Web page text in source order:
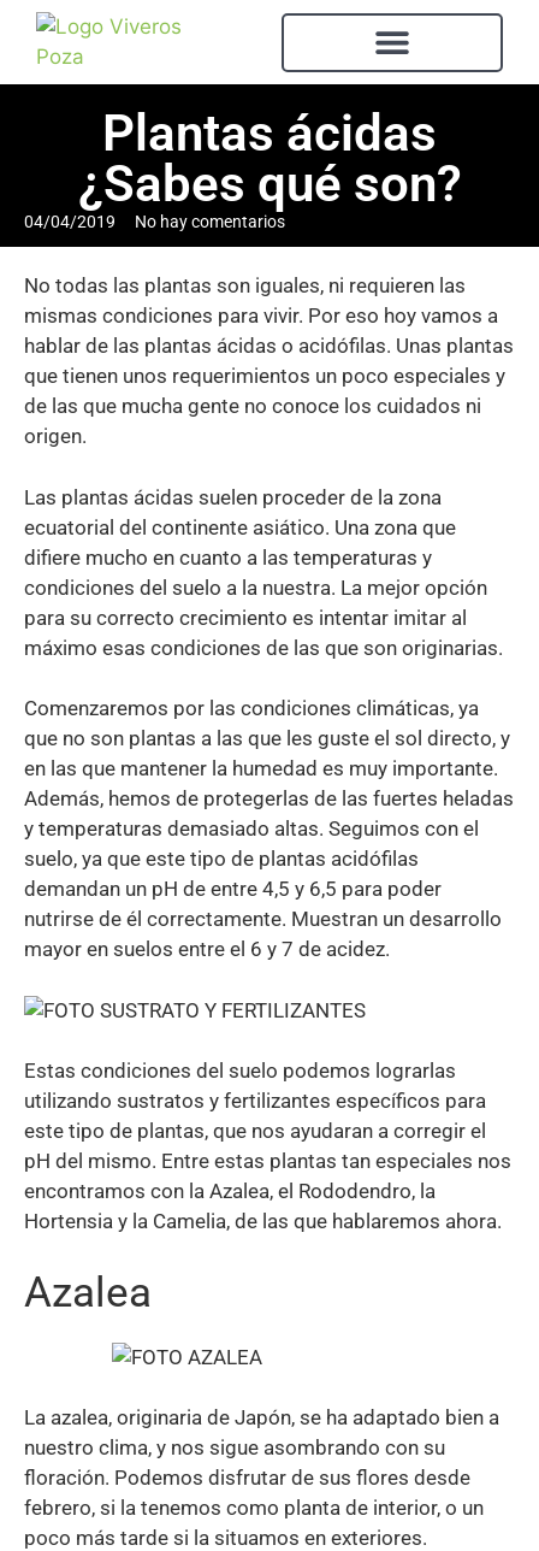
Plantas ácidas
¿Sabes qué son?
04/04/2019 No hay comentarios
No todas las plantas son iguales, ni requieren las
mismas condiciones para vivir. Por eso hoy vamos a
hablar de las plantas ácidas o acidófilas. Unas plantas
que tienen unos requerimientos un poco especiales y
de las que mucha gente no conoce los cuidados ni
origen.
Las plantas ácidas suelen proceder de la zona
ecuatorial del continente asiático. Una zona que
difiere mucho en cuanto a las temperaturas y
condiciones del suelo a la nuestra. La mejor opción
para su correcto crecimiento es intentar imitar al
máximo esas condiciones de las que son originarias.
Comenzaremos por las condiciones climáticas, ya
que no son plantas a las que les guste el sol directo, y
en las que mantener la humedad es muy importante.
Además, hemos de protegerlas de las fuertes heladas
y temperaturas demasiado altas. Seguimos con el
suelo, ya que este tipo de plantas acidófilas
demandan un pH de entre 4,5 y 6,5 para poder
nutrirse de él correctamente. Muestran un desarrollo
mayor en suelos entre el 6 y 7 de acidez.
Estas condiciones del suelo podemos lograrlas
utilizando sustratos y fertilizantes específicos para
este tipo de plantas, que nos ayudaran a corregir el
pH del mismo. Entre estas plantas tan especiales nos
encontramos con la Azalea, el Rododendro, la
Hortensia y la Camelia, de las que hablaremos ahora.
Azalea
La azalea, originaria de Japón, se ha adaptado bien a
nuestro clima, y nos sigue asombrando con su
floración. Podemos disfrutar de sus flores desde
febrero, si la tenemos como planta de interior, o un
poco más tarde si la situamos en exteriores.